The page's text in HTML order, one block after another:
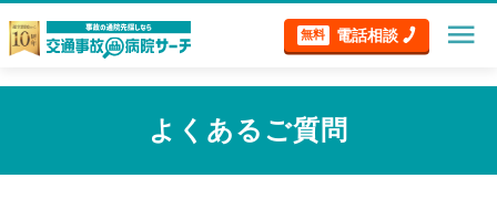
無料 電話相談 menu
よくあるご質問